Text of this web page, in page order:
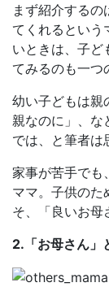
まず紹介する
てくれるという
いときは、子ど
てみるのも一つ
幼い子どもは親
親なのに」、な
では、と筆者は
家事が苦手でも
ママ。子供のた
そ、「良いお母
2.「お母さん」